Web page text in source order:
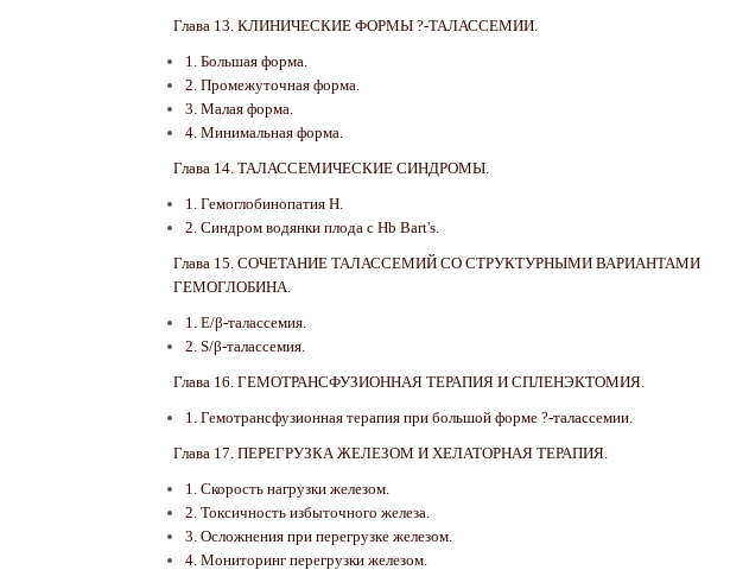
Глава 13. КЛИНИЧЕСКИЕ ФОРМЫ ?-ТАЛАССЕМИИ.
1. Большая форма.
2. Промежуточная форма.
3. Малая форма.
4. Минимальная форма.
Глава 14. ТАЛАССЕМИЧЕСКИЕ СИНДРОМЫ.
1. Гемоглобинопатия Н.
2. Синдром водянки плода с Hb Bart's.
Глава 15. СОЧЕТАНИЕ ТАЛАССЕМИЙ СО СТРУКТУРНЫМИ ВАРИАНТАМИ
ГЕМОГЛОБИНА.
1. E/β-талассемия.
2. S/β-талассемия.
Глава 16. ГЕМОТРАНСФУЗИОННАЯ ТЕРАПИЯ И СПЛЕНЭКТОМИЯ.
1. Гемотрансфузионная терапия при большой форме ?-талассемии.
Глава 17. ПЕРЕГРУЗКА ЖЕЛЕЗОМ И ХЕЛАТОРНАЯ ТЕРАПИЯ.
1. Скорость нагрузки железом.
2. Токсичность избыточного железа.
3. Осложнения при перегрузке железом.
4. Мониторинг перегрузки железом.